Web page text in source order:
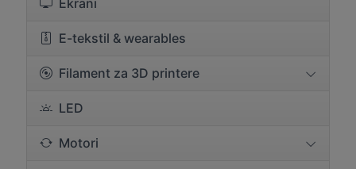
Ekrani
E-tekstil & wearables
Filament za 3D printere
LED
Motori